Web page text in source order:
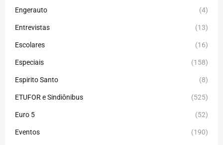
Engerauto (4)
Entrevistas (13)
Escolares (16)
Especiais (158)
Espirito Santo (8)
ETUFOR e Sindiônibus (525)
Euro 5 (52)
Eventos (190)